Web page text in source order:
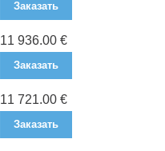
Заказать
11 936.00 €
Заказать
11 721.00 €
Заказать